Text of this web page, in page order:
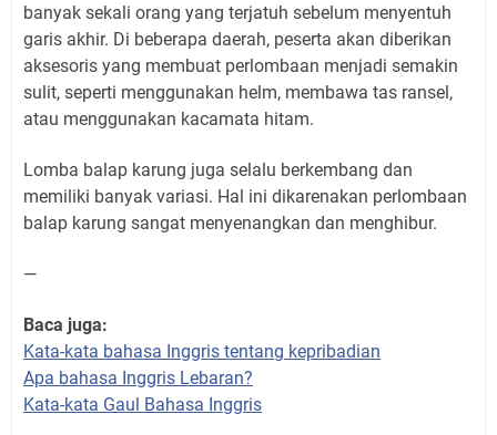
banyak sekali orang yang terjatuh sebelum menyentuh
garis akhir. Di beberapa daerah, peserta akan diberikan
aksesoris yang membuat perlombaan menjadi semakin
sulit, seperti menggunakan helm, membawa tas ransel,
atau menggunakan kacamata hitam.
Lomba balap karung juga selalu berkembang dan
memiliki banyak variasi. Hal ini dikarenakan perlombaan
balap karung sangat menyenangkan dan menghibur.
—
Baca juga:
Kata-kata bahasa Inggris tentang kepribadian
Apa bahasa Inggris Lebaran?
Kata-kata Gaul Bahasa Inggris